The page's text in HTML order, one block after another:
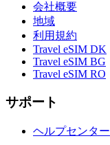
会社概要
地域
利用規約
Travel eSIM DK
Travel eSIM BG
Travel eSIM RO
サポート
ヘルプセンター